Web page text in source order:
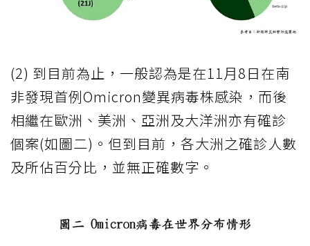
(2) 到目前為止，一般認為是在11月8日在南
非發現首例Omicron變異病毒株感染，而後
相繼在歐洲、美洲、亞洲及大洋洲亦有確診
個案(如圖二)。但到目前，各大洲之確診人數
及所佔百分比，並無正確數字。